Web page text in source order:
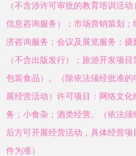
（不含涉许可审批的教育培训活
信息咨询服务）；市场营销策划
济咨询服务；会议及展览服务；
（不含出版发行）；旅游开发项
包装食品）。（除依法须经批准
展经营活动）许可项目：网络文
务；小食杂；酒类经营。（依法
后方可开展经营活动，具体经营
件为准）